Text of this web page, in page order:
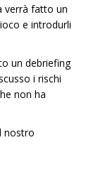
verrà fatto un
e introdurli
un debriefing
i rischi
non ha
nostro